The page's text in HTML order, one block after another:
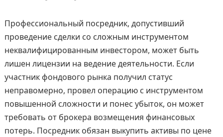
Профессиональный посредник, допустивший
проведение сделки со сложным инструментом
неквалифицированным инвестором, может быть
лишен лицензии на ведение деятельности. Если
участник фондового рынка получил статус
неправомерно, провел операцию с инструментом
повышенной сложности и понес убыток, он может
требовать от брокера возмещения финансовых
потерь. Посредник обязан выкупить активы по цене